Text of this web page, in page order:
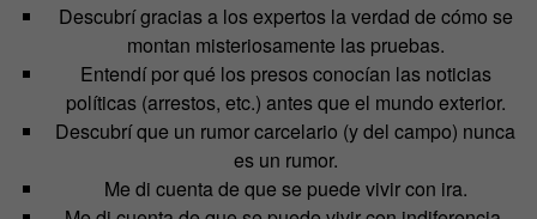
Descubrí gracias a los expertos la verdad de cómo se
montan misteriosamente las pruebas.
Entendí por qué los presos conocían las noticias
políticas (arrestos, etc.) antes que el mundo exterior.
Descubrí que un rumor carcelario (y del campo) nunca
es un rumor.
Me di cuenta de que se puede vivir con ira.